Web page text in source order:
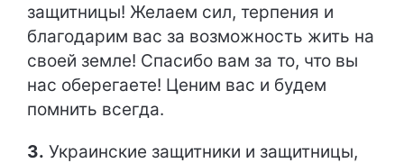
защитницы! Желаем сил, терпения и
благодарим вас за возможность жить на
своей земле! Спасибо вам за то, что вы
нас оберегаете! Ценим вас и будем
помнить всегда.
3. Украинские защитники и защитницы,